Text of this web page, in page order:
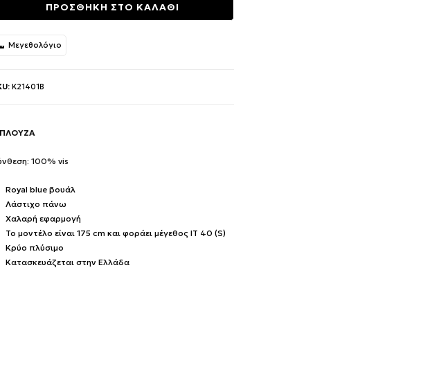
ΠΡΟΣΘΗΚΗ ΣΤΟ ΚΑΛΑΘΙ
Μεγεθολόγιο
K21401B
100% vis
Royal blue βουάλ
Λάστιχο πάνω
Χαλαρή εφαρμογή
Το μοντέλο είναι 175 cm και φοράει μέγεθος IT 40 (S)
Κρύο πλύσιμο
Κατασκευάζεται στην Ελλάδα